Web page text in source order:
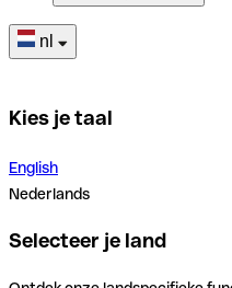
nl
Kies je taal
English
Nederlands
Selecteer je land